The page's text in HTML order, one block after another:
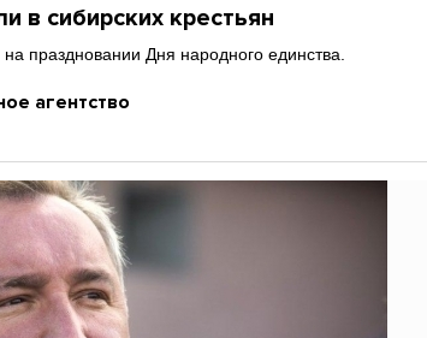
в сибирских крестьян
праздновании Дня народного единства.
агентство